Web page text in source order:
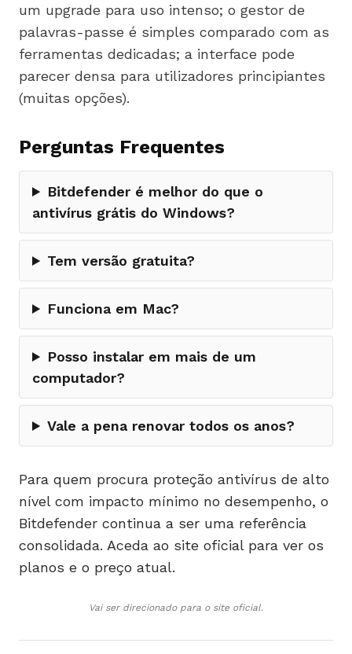
um upgrade para uso intenso; o gestor de
palavras-passe é simples comparado com as
ferramentas dedicadas; a interface pode
parecer densa para utilizadores principiantes
(muitas opções).
Perguntas Frequentes
Bitdefender é melhor do que o
antivírus grátis do Windows?
Tem versão gratuita?
Funciona em Mac?
Posso instalar em mais de um
computador?
Vale a pena renovar todos os anos?
Para quem procura proteção antivírus de alto
nível com impacto mínimo no desempenho, o
Bitdefender continua a ser uma referência
consolidada. Aceda ao site oficial para ver os
planos e o preço atual.
Vai ser direcionado para o site oficial.